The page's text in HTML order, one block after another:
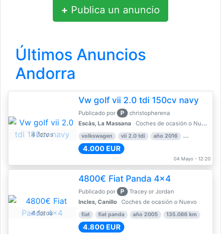
+ Publica un anuncio
Últimos Anuncios
Andorra
4 fotos
Vw golf vii 2.0 tdi 150cv navy
Publicado por P
christopherena
Escàs, La Massana
Coches de ocasión o Nuevo
volkswagen vii 2.0 tdi año 2016 80.000 km
4.000 EUR
04 Mayo - 12:20
4 fotos
4800€ Fiat Panda 4x4
Publicado por P
Tracey or Jordan
Incles, Canillo
Coches de ocasión o Nuevo
fiat fiat panda año 2005 135.086 km
4.800 EUR